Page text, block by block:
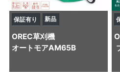
保証有り 新品
OREC草刈機
オートモアAM65B